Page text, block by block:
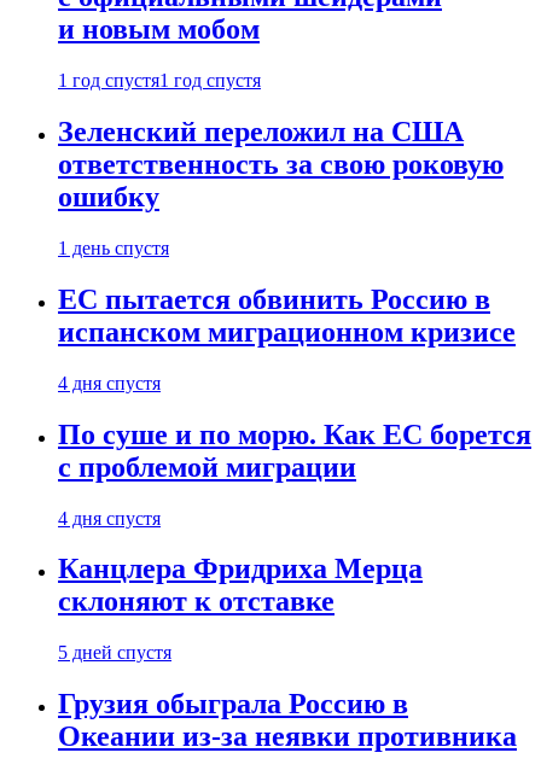
и новым мобом
1 год спустя1 год спустя
Зеленский переложил на США
ответственность за свою роковую
ошибку
1 день спустя
ЕС пытается обвинить Россию в
испанском миграционном кризисе
4 дня спустя
По суше и по морю. Как ЕС борется
с проблемой миграции
4 дня спустя
Канцлера Фридриха Мерца
склоняют к отставке
5 дней спустя
Грузия обыграла Россию в
Океании из-за неявки противника